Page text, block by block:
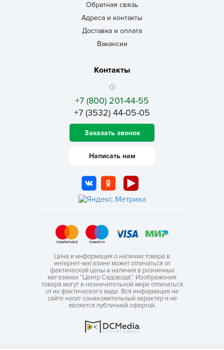
Обратная связь
Адреса и контакты
Доставка и оплата
Вакансии
Контакты
+7 (800) 201-44-55
+7 (3532) 44-05-05
Заказать звонок
Написать нам
Цена и информация о наличии товара в
интернет-магазине может отличаться от
фактической цены и наличия в розничных
магазинах “Центр Садовода”. Изображения
товара могут в незначительной мере отличаться
от их фактического вида. Вся информация на
сайте носит ознакомительный характер и не
является публичной офертой.